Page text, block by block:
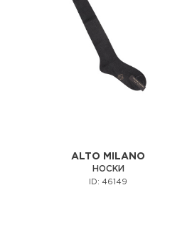
ALTO MILANO
НОСКИ
ID: 46149